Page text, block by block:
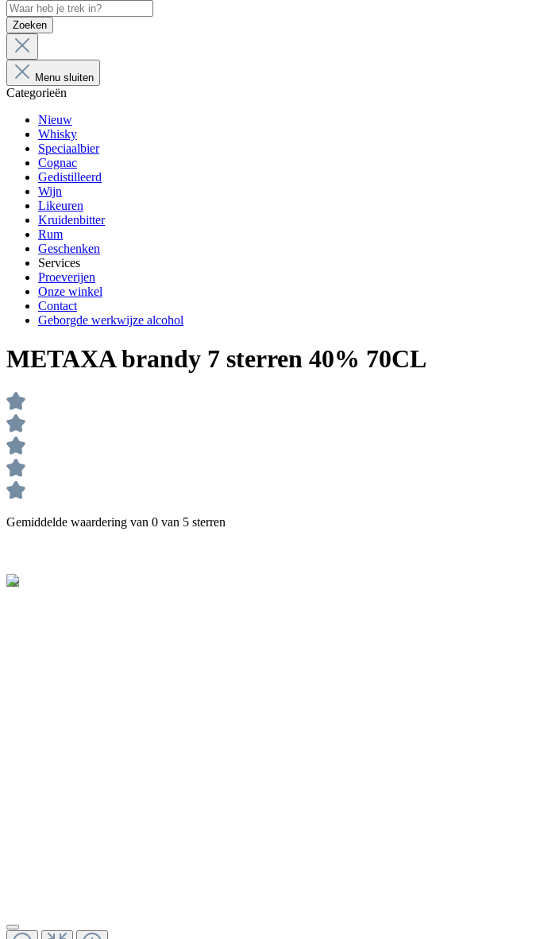
Zoeken
Menu sluiten
Categorieën
Nieuw
Whisky
Speciaalbier
Cognac
Gedistilleerd
Wijn
Likeuren
Kruidenbitter
Rum
Geschenken
Services
Proeverijen
Onze winkel
Contact
Geborgde werkwijze alcohol
METAXA brandy 7 sterren 40% 70CL
Gemiddelde waardering van 0 van 5 sterren